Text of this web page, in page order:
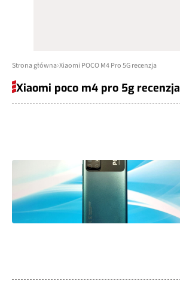
Strona główna Xiaomi POCO M4 Pro 5G recenzja
Xiaomi poco m4 pro 5g recenzja